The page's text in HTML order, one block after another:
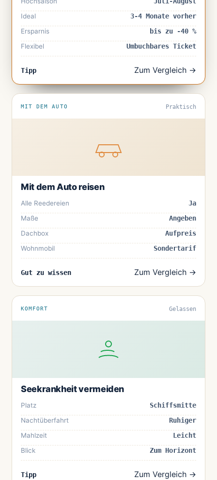
Ideal
3-4 Monate vorher
Ersparnis
bis zu -40 %
Flexibel
Umbuchbares Ticket
Tipp Zum Vergleich →
MIT DEM AUTO Praktisch
Mit dem Auto reisen
Alle Reedereien
Ja
Maße
Angeben
Dachbox
Aufpreis
Wohnmobil
Sondertarif
Gut zu wissen Zum Vergleich →
KOMFORT Gelassen
Seekrankheit vermeiden
Platz
Schiffsmitte
Nachtüberfahrt
Ruhiger
Mahlzeit
Leicht
Blick
Zum Horizont
Tipp Zum Vergleich →